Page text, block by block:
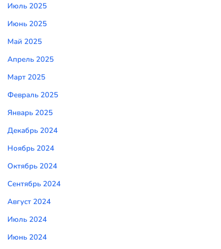
Июль 2025
Июнь 2025
Май 2025
Апрель 2025
Март 2025
Февраль 2025
Январь 2025
Декабрь 2024
Ноябрь 2024
Октябрь 2024
Сентябрь 2024
Август 2024
Июль 2024
Июнь 2024